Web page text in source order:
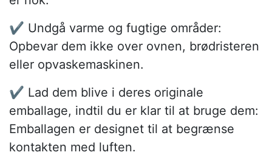
✔️ Undgå varme og fugtige områder:
Opbevar dem ikke over ovnen, brødristeren
eller opvaskemaskinen.
✔️ Lad dem blive i deres originale
emballage, indtil du er klar til at bruge dem:
Emballagen er designet til at begrænse
kontakten med luften.